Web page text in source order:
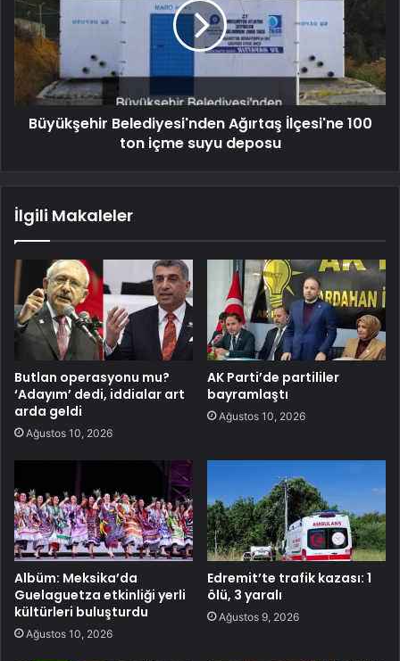
Büyükşehir Belediyesi'nden Ağırtaş İlçesi'ne 100
ton içme suyu deposu
İlgili Makaleler
Butlan operasyonu mu?
‘Adayım’ dedi, iddialar art
arda geldi
Ağustos 10, 2026
AK Parti’de partililer
bayramlaştı
Ağustos 10, 2026
Albüm: Meksika’da
Guelaguetza etkinliği yerli
kültürleri buluşturdu
Ağustos 10, 2026
Edremit’te trafik kazası: 1
ölü, 3 yaralı
Ağustos 9, 2026